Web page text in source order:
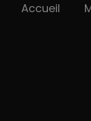
Accueil